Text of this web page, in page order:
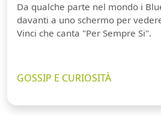
Da qualche parte nel mondo i
davanti a uno schermo per
Vinci che canta "Per Sempre Si".
GOSSIP E CURIOSITÀ